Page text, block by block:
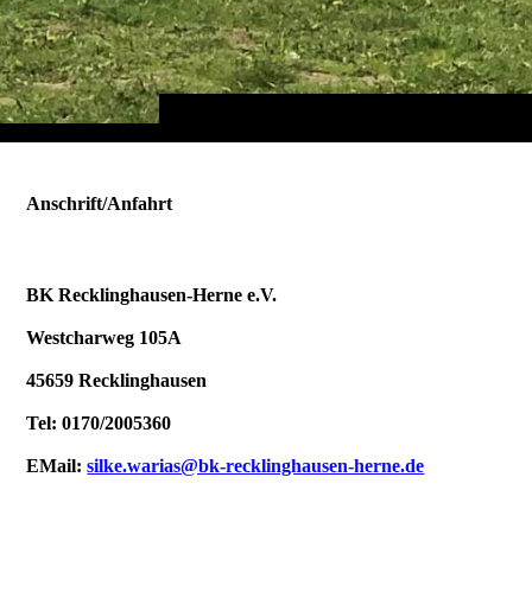
Anschrift/Anfahrt
BK Recklinghausen-Herne e.V.
Westcharweg 105A
45659 Recklinghausen
Tel: 0170/2005360
EMail:silke.warias@bk-recklinghausen-herne.de